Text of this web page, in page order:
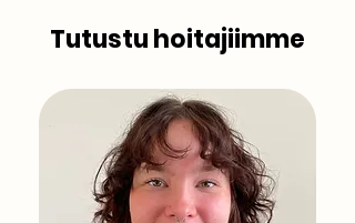
Tutustu hoitajiimme